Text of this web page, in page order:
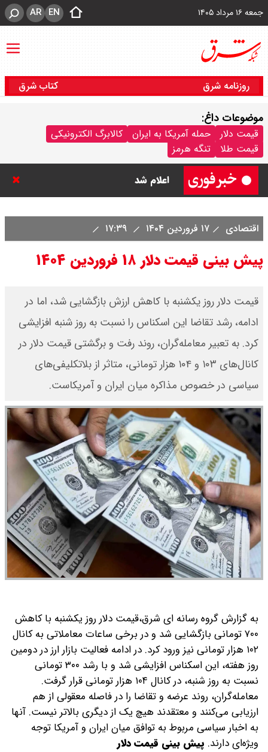
جمعه ۱۶ مرداد ۱۴۰۵ EN
AR
روزنامه شرق کتاب شرق
موضوعات داغ:
قیمت دلار حمله آمریکا به ایران
کالابرگ الکترونیکی
قیمت طلا
تنگه هرمز جزئیات عرضه اولیه احیا در فرابورس
اعلام شد
کوین چند؟ + جدول
۱۶مرداد۱۴۰۵ /هر اونس طلا چند ؟ +
جدول
جدول
قیمت محصولات ایران خودرو امروز
جمعه ۱۶ مرداد ۱۴۰۵ / قیمت پژو۲۰۷
چند؟+ جدول
اقتصادی ۱۷ فروردین ۱۴۰۴
پیش بینی قیمت دلار ۱۸ فروردین ۱۴۰۴
قیمت دلار روز یکشنبه با کاهش ارزش بازگشایی شد، اما در
ادامه، رشد تقاضا این اسکناس را نسبت به روز شنبه افزایشی
کرد. به تعبیر معامله‌گران، روند رفت و برگشتی قیمت دلار در
کانال‌های ۱۰۳ و ۱۰۴ هزار تومانی، متاثر از بلاتکلیفی‌های
سیاسی در خصوص مذاکره میان ایران و آمریکاست.
به گزارش گروه رسانه ای شرق،قیمت دلار روز یکشنبه با کاهش
۷۰۰ تومانی بازگشایی شد و در برخی ساعات معاملاتی به کانال
۱۰۲ هزار تومانی نیز ورود کرد. در ادامه فعالیت بازار ارز در دومین
روز هفته، این اسکناس افزایشی شد و با رشد ۳۰۰ تومانی
نسبت به روز شنبه، در کانال ۱۰۴ هزار تومانی قرار گرفت.
معامله‌گران، روند عرضه و تقاضا را در فاصله معقولی از هم
ارزیابی می‌کنند و معتقدند هیچ یک از دیگری بالاتر نیست. آنها
به اخبار سیاسی مربوط به توافق میان ایران و آمریکا توجه
ویژه‌ای دارند. پیش بینی قیمت دلار